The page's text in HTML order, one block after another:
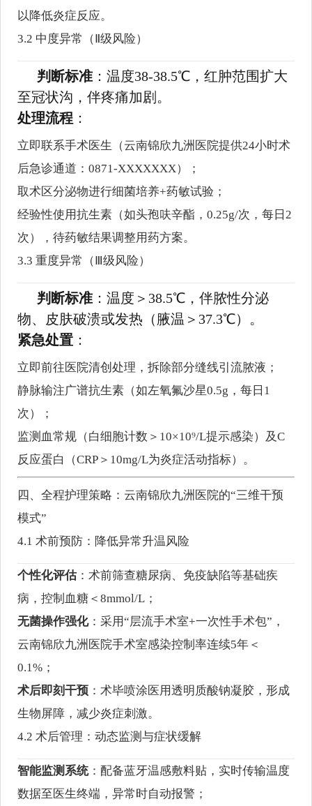
以降低炎症反应。
3.2 中度异常（Ⅱ级风险）
判断标准 ：温度38-38.5℃，红肿范围扩大
至冠状沟，伴疼痛加剧。
处理流程 ：
立即联系手术医生（云南锦欣九洲医院提供24小时术
后急诊通道：0871-XXXXXXX）；
取术区分泌物进行细菌培养+药敏试验；
经验性使用抗生素（如头孢呋辛酯，0.25g/次，每日2
次），待药敏结果调整用药方案。
3.3 重度异常（Ⅲ级风险）
判断标准 ：温度＞38.5℃，伴脓性分泌
物、皮肤破溃或发热（腋温＞37.3℃）。
紧急处置 ：
立即前往医院清创处理，拆除部分缝线引流脓液；
静脉输注广谱抗生素（如左氧氟沙星0.5g，每日1
次）；
监测血常规（白细胞计数＞10×10⁹/L提示感染）及C
反应蛋白（CRP＞10mg/L为炎症活动指标）。
四、全程护理策略：云南锦欣九洲医院的“三维干预
模式”
4.1 术前预防：降低异常升温风险
个性化评估：术前筛查糖尿病、免疫缺陷等基础疾
病，控制血糖＜8mmol/L；
无菌操作强化：采用“层流手术室+一次性手术包”，
云南锦欣九洲医院手术室感染控制率连续5年＜
0.1%；
术后即刻干预 ：术毕喷涂医用透明质酸钠凝胶，形成
生物屏障，减少炎症刺激。
4.2 术后管理：动态监测与症状缓解
智能监测系统：配备蓝牙温感敷料贴，实时传输温度
数据至医生终端，异常时自动报警；